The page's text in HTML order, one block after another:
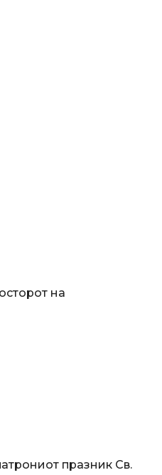
на
празник Св.